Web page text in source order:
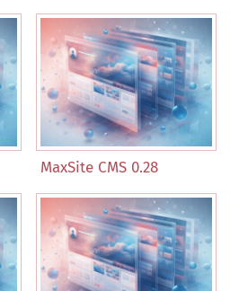
MaxSite CMS 0.28